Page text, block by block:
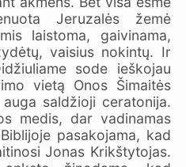
Jeruzalės žemė
laistoma, gaivinama,
vaisius nokintų. Ir
sode ieškojau
vietą Onos Šimaitės
saldžioji ceratonija.
medis, dar vadinamas
pasakojama, kad
Jonas Krikštytojas.